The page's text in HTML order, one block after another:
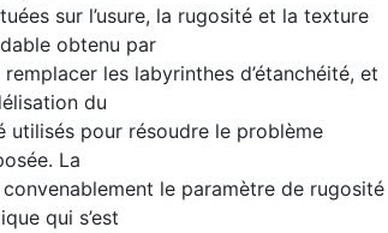
sur l’usure, la rugosité et la texture
obtenu par
les labyrinthes d’étanchéité, et
du
utilisés pour résoudre le problème
La
le paramètre de rugosité
qui s’est